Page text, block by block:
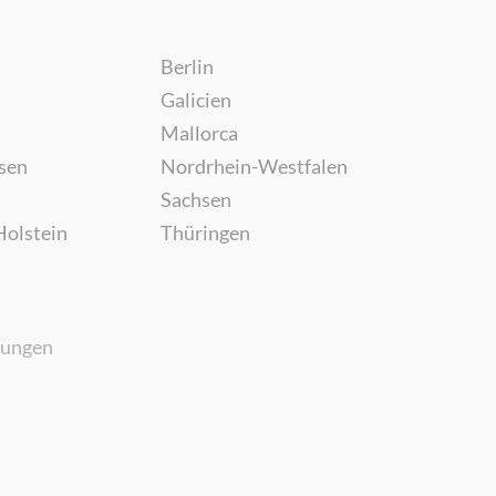
Berlin
Galicien
Mallorca
Nordrhein-Westfalen
Sachsen
Thüringen